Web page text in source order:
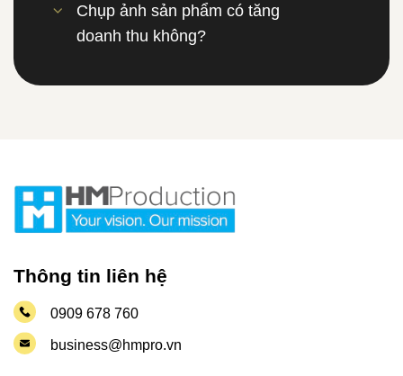
Chụp ảnh sản phẩm có tăng
doanh thu không?
Thông tin liên hệ
0909 678 760
business@hmpro.vn